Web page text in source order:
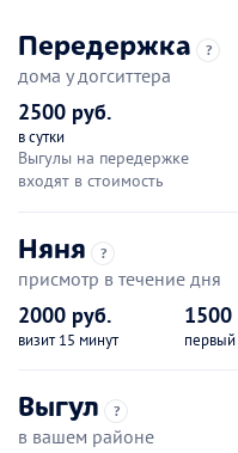
Передержка ?
дома у догситтера
2500 руб.
в сутки
Выгулы на передержке
входят в стоимость
Няня ?
присмотр в течение дня
2000 руб.
визит 15 минут
1500
первый
Выгул ?
в вашем районе